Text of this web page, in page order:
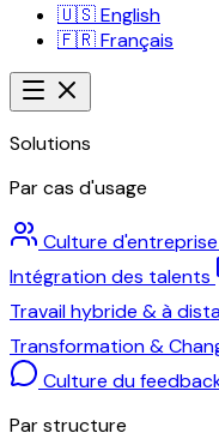
🇺🇸English
🇫🇷Français
Solutions
Par cas d'usage
Culture d'entreprise
Intégration des talents
Travail hybride & à
Transformation &
Culture du
Par structure